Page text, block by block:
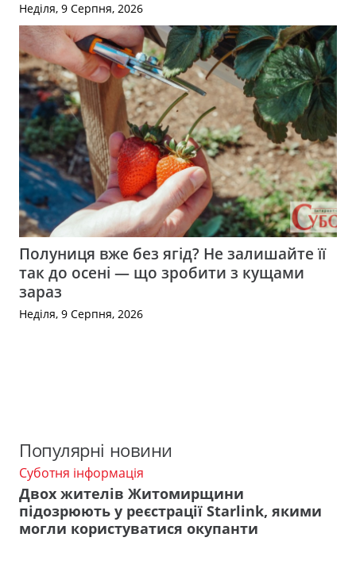
Неділя, 9 Серпня, 2026
Полуниця вже без ягід? Не залишайте її
так до осені — що зробити з кущами
зараз
Неділя, 9 Серпня, 2026
Популярні новини
Суботня інформація
Двох жителів Житомирщини
підозрюють у реєстрації Starlink, якими
могли користуватися окупанти